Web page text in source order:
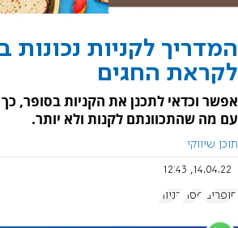
המדריך לקניות נכונות
לקראת החגים
אפשר וכדאי לתכנן את הקניות בסופר,
עם מה שהתכוונתם לקנות ולא יותר.
תוכן שיווקי
14.04.22, 12:43
סופרים פסח קניות